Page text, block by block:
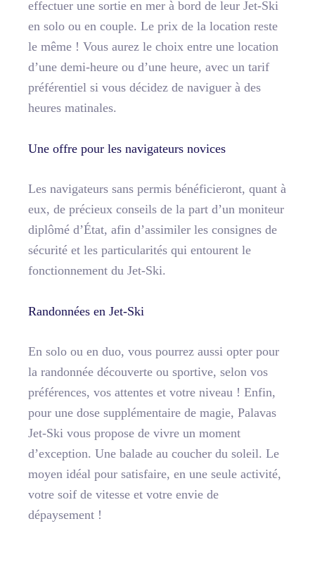
effectuer une sortie en mer à bord de leur Jet-Ski
en solo ou en couple. Le prix de la location reste
le même ! Vous aurez le choix entre une location
d’une demi-heure ou d’une heure, avec un tarif
préférentiel si vous décidez de naviguer à des
heures matinales.
Une offre pour les navigateurs novices
Les navigateurs sans permis bénéficieront, quant à
eux, de précieux conseils de la part d’un moniteur
diplômé d’État, afin d’assimiler les consignes de
sécurité et les particularités qui entourent le
fonctionnement du Jet-Ski.
Randonnées en Jet-Ski
En solo ou en duo, vous pourrez aussi opter pour
la randonnée découverte ou sportive, selon vos
préférences, vos attentes et votre niveau ! Enfin,
pour une dose supplémentaire de magie, Palavas
Jet-Ski vous propose de vivre un moment
d’exception. Une balade au coucher du soleil. Le
moyen idéal pour satisfaire, en une seule activité,
votre soif de vitesse et votre envie de
dépaysement !